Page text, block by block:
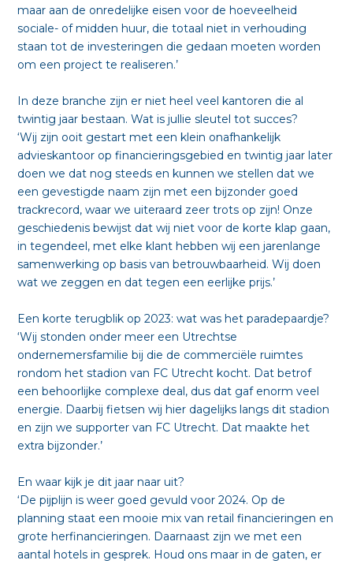
maar aan de onredelijke eisen voor de hoeveelheid
sociale- of midden huur, die totaal niet in verhouding
staan tot de investeringen die gedaan moeten worden
om een project te realiseren.’
In deze branche zijn er niet heel veel kantoren die al
twintig jaar bestaan. Wat is jullie sleutel tot succes?
‘Wij zijn ooit gestart met een klein onafhankelijk
advieskantoor op financieringsgebied en twintig jaar later
doen we dat nog steeds en kunnen we stellen dat we
een gevestigde naam zijn met een bijzonder goed
trackrecord, waar we uiteraard zeer trots op zijn! Onze
geschiedenis bewijst dat wij niet voor de korte klap gaan,
in tegendeel, met elke klant hebben wij een jarenlange
samenwerking op basis van betrouwbaarheid. Wij doen
wat we zeggen en dat tegen een eerlijke prijs.’
Een korte terugblik op 2023: wat was het paradepaardje?
‘Wij stonden onder meer een Utrechtse
ondernemersfamilie bij die de commerciële ruimtes
rondom het stadion van FC Utrecht kocht. Dat betrof
een behoorlijke complexe deal, dus dat gaf enorm veel
energie. Daarbij fietsen wij hier dagelijks langs dit stadion
en zijn we supporter van FC Utrecht. Dat maakte het
extra bijzonder.’
En waar kijk je dit jaar naar uit?
‘De pijplijn is weer goed gevuld voor 2024. Op de
planning staat een mooie mix van retail financieringen en
grote herfinancieringen. Daarnaast zijn we met een
aantal hotels in gesprek. Houd ons maar in de gaten, er